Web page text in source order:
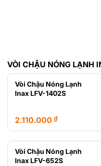
VÒI CHẬU NÓNG LẠNH
Vòi Chậu Nóng Lạnh
Inax LFV-1402S
2.110.000 ₫
Vòi Chậu Nóng Lạnh
Inax LFV-652S